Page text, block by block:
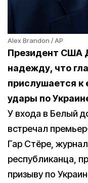
Alex Brandon / AP
Президент США
надежду, что
прислушается к
удары по
У входа в Белый
встречал
Гар Стёре,
республиканца,
призыву по